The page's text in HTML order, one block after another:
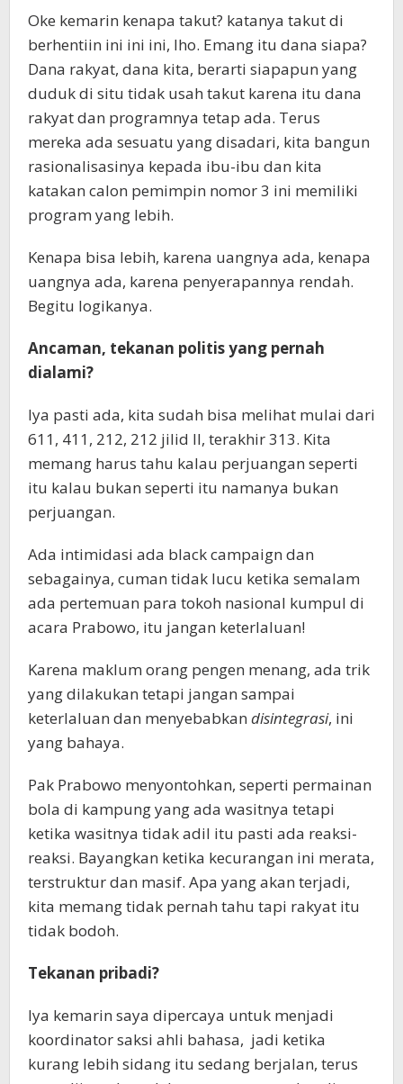
Oke kemarin kenapa takut? katanya takut di
berhentiin ini ini ini, lho. Emang itu dana siapa?
Dana rakyat, dana kita, berarti siapapun yang
duduk di situ tidak usah takut karena itu dana
rakyat dan programnya tetap ada. Terus
mereka ada sesuatu yang disadari, kita bangun
rasionalisasinya kepada ibu-ibu dan kita
katakan calon pemimpin nomor 3 ini memiliki
program yang lebih.
Kenapa bisa lebih, karena uangnya ada, kenapa
uangnya ada, karena penyerapannya rendah.
Begitu logikanya.
Ancaman, tekanan politis yang pernah
dialami?
Iya pasti ada, kita sudah bisa melihat mulai dari
611, 411, 212, 212 jilid II, terakhir 313. Kita
memang harus tahu kalau perjuangan seperti
itu kalau bukan seperti itu namanya bukan
perjuangan.
Ada intimidasi ada black campaign dan
sebagainya, cuman tidak lucu ketika semalam
ada pertemuan para tokoh nasional kumpul di
acara Prabowo, itu jangan keterlaluan!
Karena maklum orang pengen menang, ada trik
yang dilakukan tetapi jangan sampai
keterlaluan dan menyebabkan disintegrasi, ini
yang bahaya.
Pak Prabowo menyontohkan, seperti permainan
bola di kampung yang ada wasitnya tetapi
ketika wasitnya tidak adil itu pasti ada reaksi-
reaksi. Bayangkan ketika kecurangan ini merata,
terstruktur dan masif. Apa yang akan terjadi,
kita memang tidak pernah tahu tapi rakyat itu
tidak bodoh.
Tekanan pribadi?
Iya kemarin saya dipercaya untuk menjadi
koordinator saksi ahli bahasa, jadi ketika
kurang lebih sidang itu sedang berjalan, terus